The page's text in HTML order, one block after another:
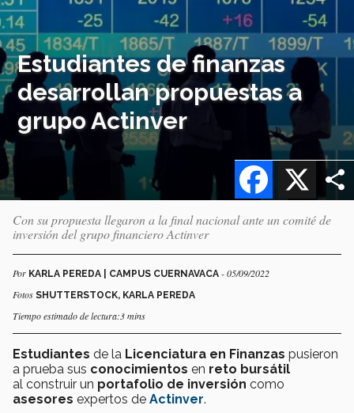
Estudiantes de finanzas
desarrollan propuestas a
grupo Actinver
X
Facebook
Con su propuesta llegaron a la final nacional ante un comité de
inversión del grupo financiero Actinver
Por KARLA PEREDA | CAMPUS CUERNAVACA - 05/09/2022
Fotos SHUTTERSTOCK, KARLA PEREDA
Tiempo estimado de lectura:3 mins
Estudiantes de la Licenciatura en Finanzas pusieron
a prueba sus conocimientos en reto bursátil
al construir un portafolio de inversión como
asesores expertos de Actinver.